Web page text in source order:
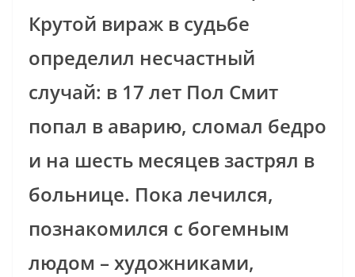
Крутой вираж в судьбе
определил несчастный
случай: в 17 лет Пол Смит
попал в аварию, сломал бедро
и на шесть месяцев застрял в
больнице. Пока лечился,
познакомился с богемным
людом – художниками,